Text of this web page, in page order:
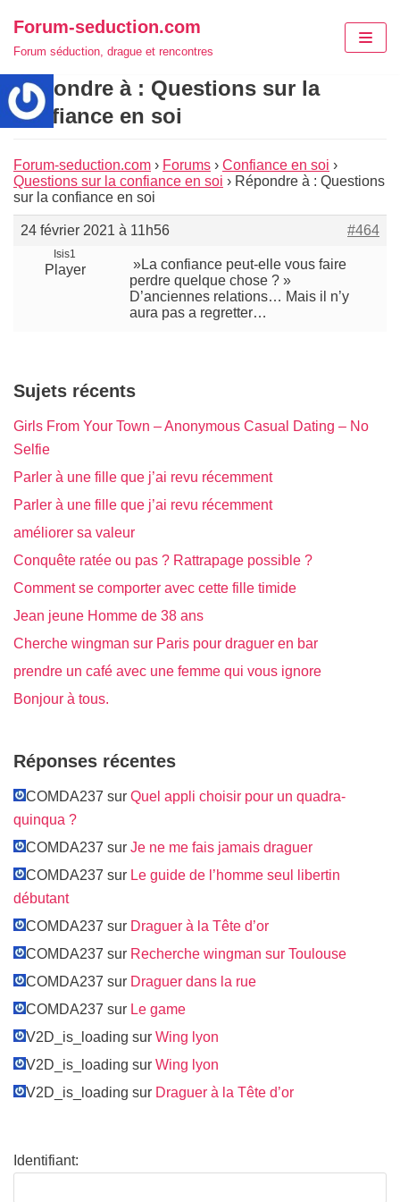
Aller
au
Forum-seduction.com
Forum séduction, drague et rencontres
Répondre à : Questions sur la
confiance en soi
Forum-seduction.com › Forums › Confiance en soi ›
Questions sur la confiance en soi › Répondre à : Questions
sur la confiance en soi
24 février 2021 à 11h56 #464
Isis1
Player
»La confiance peut-elle vous faire
perdre quelque chose ? »
D’anciennes relations… Mais il n’y
aura pas a regretter…
Sujets récents
Girls From Your Town – Anonymous Casual Dating – No
Selfie
Parler à une fille que j’ai revu récemment
Parler à une fille que j’ai revu récemment
améliorer sa valeur
Conquête ratée ou pas ? Rattrapage possible ?
Comment se comporter avec cette fille timide
Jean jeune Homme de 38 ans
Cherche wingman sur Paris pour draguer en bar
prendre un café avec une femme qui vous ignore
Bonjour à tous.
Réponses récentes
COMDA237 sur Quel appli choisir pour un quadra-
quinqua ?
COMDA237 sur Je ne me fais jamais draguer
COMDA237 sur Le guide de l’homme seul libertin
débutant
COMDA237 sur Draguer à la Tête d’or
COMDA237 sur Recherche wingman sur Toulouse
COMDA237 sur Draguer dans la rue
COMDA237 sur Le game
V2D_is_loading sur Wing lyon
V2D_is_loading sur Wing lyon
V2D_is_loading sur Draguer à la Tête d’or
Identifiant: